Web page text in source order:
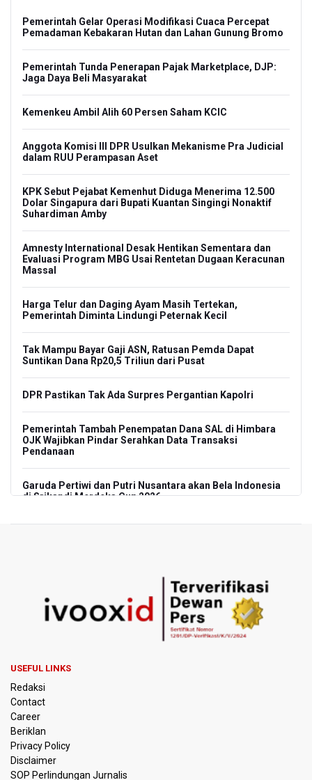
Pemerintah Gelar Operasi Modifikasi Cuaca Percepat
Pemadaman Kebakaran Hutan dan Lahan Gunung Bromo
Pemerintah Tunda Penerapan Pajak Marketplace, DJP:
Jaga Daya Beli Masyarakat
Kemenkeu Ambil Alih 60 Persen Saham KCIC
Anggota Komisi III DPR Usulkan Mekanisme Pra Judicial
dalam RUU Perampasan Aset
KPK Sebut Pejabat Kemenhut Diduga Menerima 12.500
Dolar Singapura dari Bupati Kuantan Singingi Nonaktif
Suhardiman Amby
Amnesty International Desak Hentikan Sementara dan
Evaluasi Program MBG Usai Rentetan Dugaan Keracunan
Massal
Harga Telur dan Daging Ayam Masih Tertekan,
Pemerintah Diminta Lindungi Peternak Kecil
Tak Mampu Bayar Gaji ASN, Ratusan Pemda Dapat
Suntikan Dana Rp20,5 Triliun dari Pusat
DPR Pastikan Tak Ada Surpres Pergantian Kapolri
Pemerintah Tambah Penempatan Dana SAL di Himbara
OJK Wajibkan Pindar Serahkan Data Transaksi
Pendanaan
Garuda Pertiwi dan Putri Nusantara akan Bela Indonesia
di Srikandi Merdeka Cup 2026
Ramai di Media Sosial Soal Rehat Waktu 48 Jam Menuju
Final Piala Presiden, OC Tegaskan Sudah Sesuai
Persetujuan AFC
Pramono Kembalikan Nama Stasiun LRT Pegangsaan 2
ETLE dengan Teknologi Face Recognition
Menko Polkam Imbau Tidak Bertindak Anarkis jika Ingin
Berunjuk Rasa
USEFUL LINKS
Redaksi
Contact
Career
Beriklan
Privacy Policy
Disclaimer
SOP Perlindungan Jurnalis